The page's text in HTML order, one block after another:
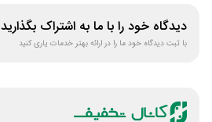
دیدگاه خود را با ما به اشتراک بگذارید
با ثبت دیدگاه خود ما را در ارائه بهتر خدمات یاری کنید